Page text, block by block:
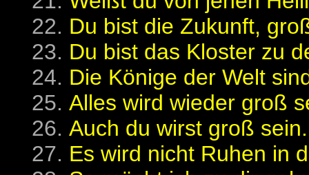
Du bist die Zukunft,
Du bist das Kloster zu
Die Könige der Welt
Alles wird wieder groß
Auch du wirst groß
Es wird nicht Ruhen in